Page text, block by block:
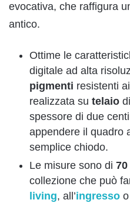
evocativa, che raffigura
antico.
Ottime le
digitale ad alta
pigmenti resistenti
realizzata su telaio di
spessore di due
appendere il quadro
semplice chiodo.
Le misure sono di 70
collezione che può
living, all’ingresso